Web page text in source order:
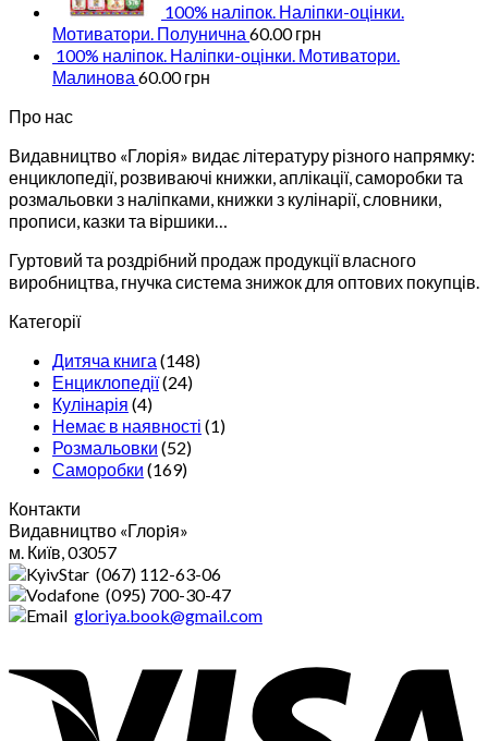
100% наліпок. Наліпки-оцінки.
Мотиватори. Полунична 60.00грн
100% наліпок. Наліпки-оцінки. Мотиватори.
Малинова 60.00грн
Про нас
Видавництво «Глорія» видає літературу різного напрямку:
енциклопедії, розвиваючі книжки, аплікації, саморобки та
розмальовки з наліпками, книжки з кулінарії, словники,
прописи, казки та віршики…
Гуртовий та роздрібний продаж продукції власного
виробництва, гнучка система знижок для оптових покупців.
Категорії
Дитяча книга (148)
Енциклопедії(24)
Кулінарія (4)
Немає в наявності (1)
Розмальовки (52)
Саморобки (169)
Контакти
Видавництво «Глорiя»
м. Київ, 03057
(067) 112-63-06
(095) 700-30-47
gloriya.book@gmail.com